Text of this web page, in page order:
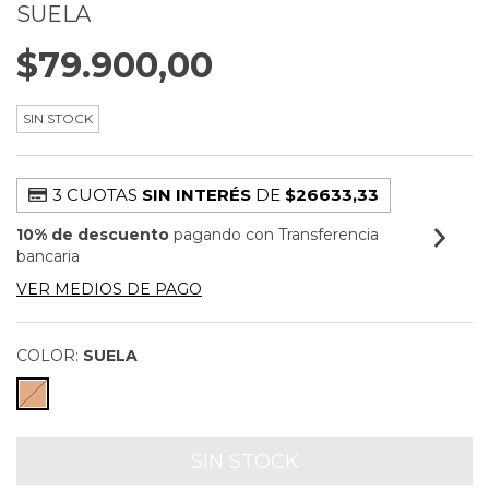
SUELA
$79.900,00
SIN STOCK
3 CUOTAS SIN INTERÉSDE $26633,33
10% de descuento pagando con Transferencia
bancaria
VER MEDIOS DE PAGO
COLOR: SUELA